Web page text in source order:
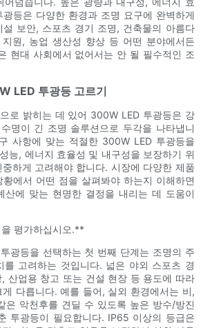
등은 다양한 환경과 조명 요구에 완벽하게
설 보안, 스포츠 경기 조명, 건축물의 아름다
원, 농업 생산성 향상 등 어떤 분야에서든
현대 사회에서 없어서는 안 될 필수적인 조
LED 투광등 고르기
로 밝히는 데 있어 300W LED 투광등은 강
명이 긴 조명 솔루션으로 두각을 나타냅니
사항에 맞는 적절한 300W LED 투광등을
능, 에너지 효율성 및 내구성을 보장하기 위
하게 고려해야 합니다. 시장에 다양한 제품
에서 어떤 점을 살펴봐야 하는지 이해하면
산에 맞는 현명한 결정을 내리는 데 도움이
평가하십시오.**
광등을 선택하는 첫 번째 단계는 조명의 주
를 고려하는 것입니다. 넓은 야외 스포츠 경
산업용 창고 또는 건설 현장 등 용도에 따라
다릅니다. 예를 들어, 실외 환경에서는 비,
은 악천후를 견딜 수 있도록 높은 방수/방진
투광등이 필요합니다. IP65 이상의 등급은